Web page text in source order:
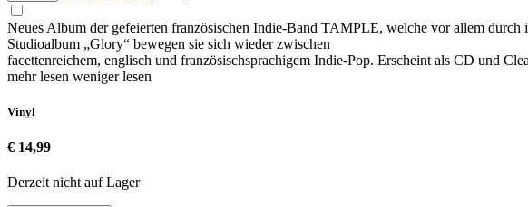
Neues Album der gefeierten französischen Indie-Band TAMPLE, welche vor allem
Studioalbum „Glory“ bewegen sie sich wieder zwischen
facettenreichem, englisch und französischsprachigem Indie-Pop. Erscheint als CD und
mehr lesen weniger lesen
Vinyl
€ 14,99
Derzeit nicht auf Lager